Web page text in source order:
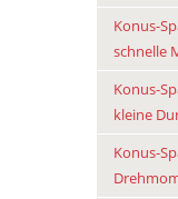
Konus-
schnelle
Konus-
kleine
Konus-